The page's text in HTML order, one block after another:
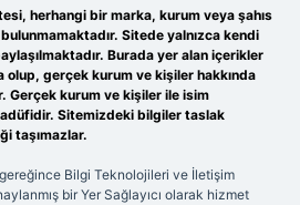
herhangi bir marka, kurum veya şahıs
Sitede yalnızca kendi
Burada yer alan içerikler
olup, gerçek kurum ve kişiler hakkında
Gerçek kurum ve kişiler ile isim
Sitemizdeki bilgiler taslak
taşımazlar.
Bilgi Teknolojileri ve İletişim
bir Yer Sağlayıcı olarak hizmet